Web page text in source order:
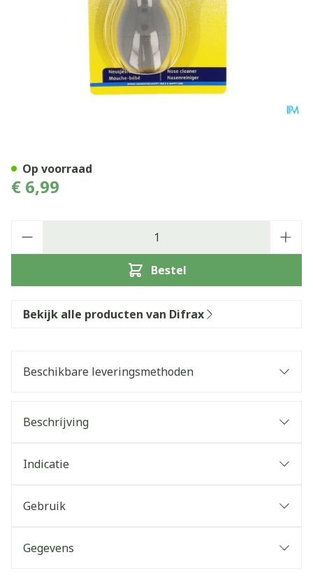
€ 6,99
Bestel
Op voorraad
Bekijk alle producten van Difrax
Beschikbare leveringsmethoden
Beschrijving
Indicatie
Gebruik
Gegevens